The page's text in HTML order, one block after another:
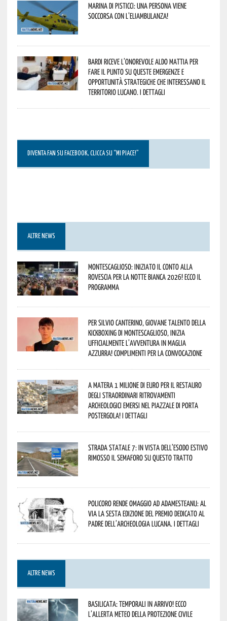
Marina di Pisticci: una persona viene
soccorsa con l’eliambulanza!
Bardi riceve l’onorevole Aldo Mattia per
fare il punto su queste emergenze e
opportunità strategiche che interessano il
territorio lucano. I dettagli
DIVENTA FAN SU FACEBOOK, CLICCA SU “MI PIACE!”
ALTRE NEWS
Montescaglioso: iniziato il conto alla
rovescia per la Notte Bianca 2026! Ecco il
programma
Per Silvio Canterino, giovane talento della
kickboxing di Montescaglioso, inizia
ufficialmente l’avventura in maglia
azzurra! Complimenti per la convocazione
A Matera 1 milione di euro per il restauro
degli straordinari ritrovamenti
archeologici emersi nel piazzale di Porta
Postergola! I dettagli
Strada statale 7: in vista dell’esodo estivo
rimosso il semaforo su questo tratto
Policoro rende omaggio ad Adamesteanu: al
via la sesta edizione del Premio dedicato al
padre dell’archeologia lucana. I dettagli
ALTRE NEWS
Basilicata: temporali in arrivo! Ecco
l’allerta meteo della Protezione civile